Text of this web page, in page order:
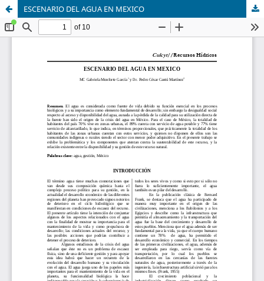
ESCENARIO DEL AGUA EN MEXICO